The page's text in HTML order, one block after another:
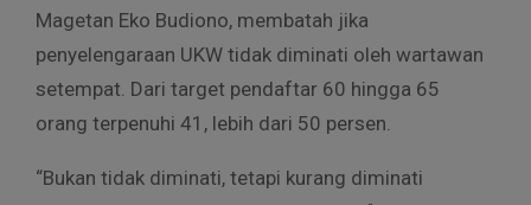
Magetan Eko Budiono, membatah jika
penyelengaraan UKW tidak diminati oleh wartawan
setempat. Dari target pendaftar 60 hingga 65
orang terpenuhi 41, lebih dari 50 persen.
“Bukan tidak diminati, tetapi kurang diminati